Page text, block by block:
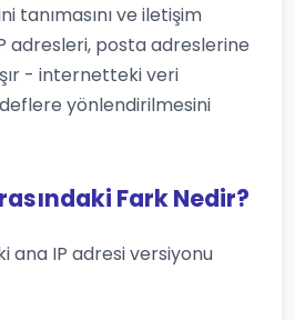
tanımasını ve iletişim
adresleri, posta adreslerine
- internetteki veri
yönlendirilmesini
Fark Nedir?
ana IP adresi versiyonu